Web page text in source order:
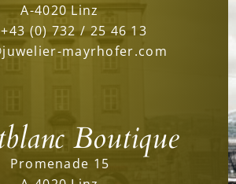
A-4020 Linz
+43 (0) 732 / 25 46 13
mayrhofer.com
Boutique
Promenade 15